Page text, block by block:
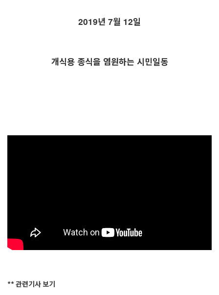
2019년 7월 12일
개식용 종식을 염원하는 시민일동
** 관련기사 보기